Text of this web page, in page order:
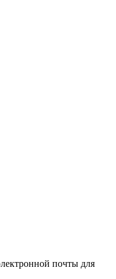
почты для